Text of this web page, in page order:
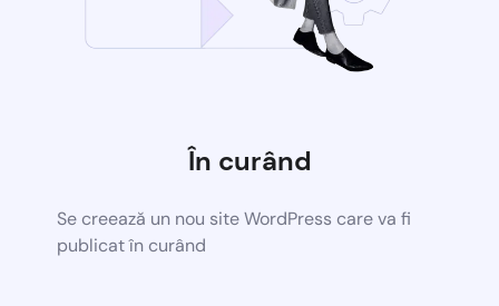
În curând
Se creează un nou site WordPress care va fi
publicat în curând